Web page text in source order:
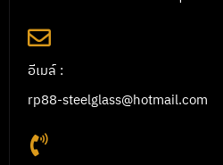
อีเมล์ :
rp88-steelglass@hotmail.com